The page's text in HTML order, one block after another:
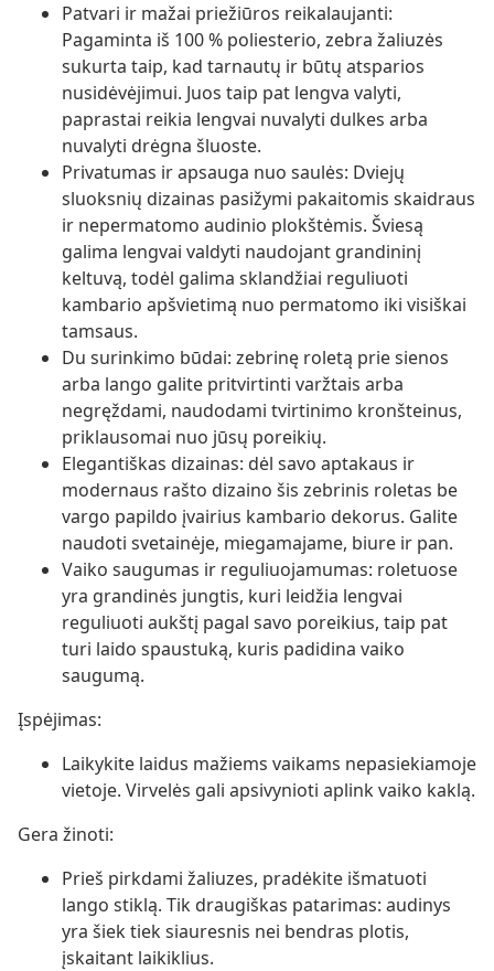
Patvari ir mažai priežiūros reikalaujanti:
Pagaminta iš 100 % poliesterio, zebra žaliuzės
sukurta taip, kad tarnautų ir būtų atsparios
nusidėvėjimui. Juos taip pat lengva valyti,
paprastai reikia lengvai nuvalyti dulkes arba
nuvalyti drėgna šluoste.
Privatumas ir apsauga nuo saulės: Dviejų
sluoksnių dizainas pasižymi pakaitomis skaidraus
ir nepermatomo audinio plokštėmis. Šviesą
galima lengvai valdyti naudojant grandininį
keltuvą, todėl galima sklandžiai reguliuoti
kambario apšvietimą nuo permatomo iki visiškai
tamsaus.
Du surinkimo būdai: zebrinę roletą prie sienos
arba lango galite pritvirtinti varžtais arba
negręždami, naudodami tvirtinimo kronšteinus,
priklausomai nuo jūsų poreikių.
Elegantiškas dizainas: dėl savo aptakaus ir
modernaus rašto dizaino šis zebrinis roletas be
vargo papildo įvairius kambario dekorus. Galite
naudoti svetainėje, miegamajame, biure ir pan.
Vaiko saugumas ir reguliuojamumas: roletuose
yra grandinės jungtis, kuri leidžia lengvai
reguliuoti aukštį pagal savo poreikius, taip pat
turi laido spaustuką, kuris padidina vaiko
saugumą.
Įspėjimas:
Laikykite laidus mažiems vaikams nepasiekiamoje
vietoje. Virvelės gali apsivynioti aplink vaiko kaklą.
Gera žinoti:
Prieš pirkdami žaliuzes, pradėkite išmatuoti
lango stiklą. Tik draugiškas patarimas: audinys
yra šiek tiek siauresnis nei bendras plotis,
įskaitant laikiklius.